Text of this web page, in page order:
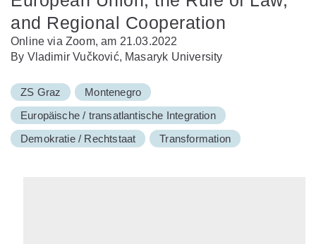
and Regional Cooperation
Online via Zoom, am 21.03.2022
By Vladimir Vučković, Masaryk University
ZS Graz
Montenegro
Europäische / transatlantische Integration
Demokratie / Rechtstaat
Transformation